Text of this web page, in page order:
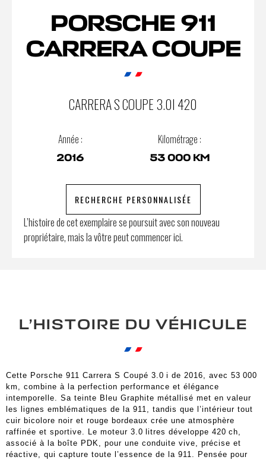
PORSCHE 911
CARRERA COUPE
CARRERA S COUPE 3.0I 420
Année :
2016
Kilométrage :
53 000 KM
RECHERCHE PERSONNALISÉE
L’histoire de cet exemplaire se poursuit avec son nouveau
propriétaire, mais la vôtre peut commencer ici.
L’HISTOIRE DU VÉHICULE
Cette Porsche 911 Carrera S Coupé 3.0 i de 2016, avec 53 000
km, combine à la perfection performance et élégance
intemporelle. Sa teinte Bleu Graphite métallisé met en valeur
les lignes emblématiques de la 911, tandis que l’intérieur tout
cuir bicolore noir et rouge bordeaux crée une atmosphère
raffinée et sportive. Le moteur 3.0 litres développe 420 ch,
associé à la boîte PDK, pour une conduite vive, précise et
réactive, qui capture toute l’essence de la 911. Pensée pour